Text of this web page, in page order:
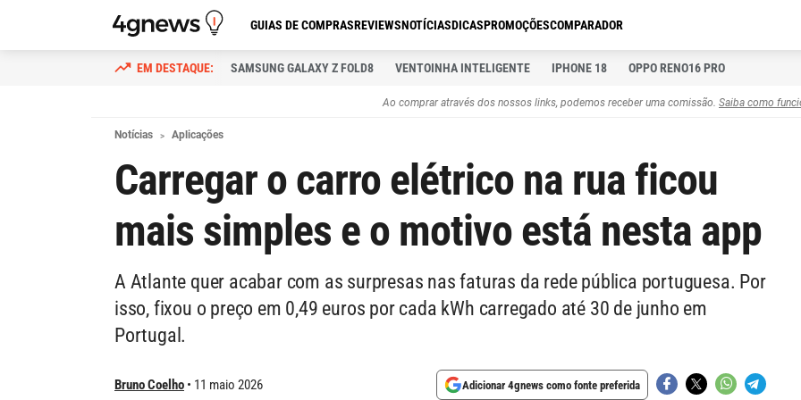
GUIAS DE COMPRASREVIEWSNOTÍCIASDICASPROMOÇÕESCOMPARADOR
SAMSUNG GALAXY Z FOLD8 VENTOINHA INTELIGENTE IPHONE 18 OPPO RENO16 PRO
Ao comprar através dos nossos links, podemos receber uma comissão. Saiba como
Notícias Aplicações
Carregar o carro elétrico na rua ficou
mais simples e o motivo está nesta app
A Atlante quer acabar com as surpresas nas faturas da rede pública portuguesa. Por
isso, fixou o preço em 0,49 euros por cada kWh carregado até 30 de junho em
Portugal.
Bruno Coelho 11 maio 2026 Adicionar 4gnews como fonte preferida